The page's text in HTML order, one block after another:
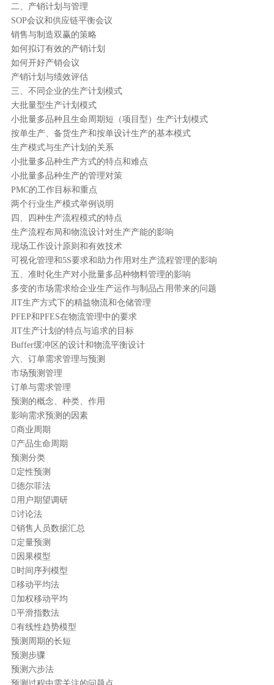
二、产销计划与管理
SOP会议和供应链平衡会议
销售与制造双赢的策略
如何拟订有效的产销计划
如何开好产销会议
产销计划与绩效评估
三、不同企业的生产计划模式
大批量型生产计划模式
小批量多品种且生命周期短（项目型）生产计划模式
按单生产、备货生产和按单设计生产的基本模式
生产模式与生产计划的关系
小批量多品种生产方式的特点和难点
小批量多品种生产的管理对策
PMC的工作目标和重点
两个行业生产模式举例说明
四、四种生产流程模式的特点
生产流程布局和物流设计对生产产能的影响
现场工作设计原则和有效技术
可视化管理和5S要求和助力作用对生产流程管理的影响
五、准时化生产对小批量多品种物料管理的影响
多变的市场需求给企业生产运作与制品占用带来的问题
JIT生产方式下的精益物流和仓储管理
PFEP和PFES在物流管理中的要求
JIT生产计划的特点与追求的目标
Buffer缓冲区的设计和物流平衡设计
六、订单需求管理与预测
市场预测管理
订单与需求管理
预测的概念、种类、作用
影响需求预测的因素
商业周期
产品生命周期
预测分类
定性预测
德尔菲法
用户期望调研
讨论法
销售人员数据汇总
定量预测
因果模型
时间序列模型
移动平均法
加权移动平均
平滑指数法
有线性趋势模型
预测周期的长短
预测步骤
预测六步法
预测过程中需关注的问题点